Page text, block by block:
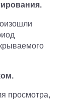
просмотра,